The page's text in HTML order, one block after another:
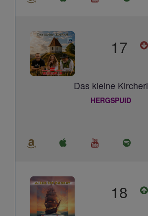
17
Das kleine Kircherl
HERGSPUID
18